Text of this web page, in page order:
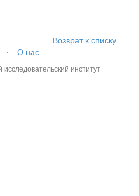
Возврат к списку
⋅ О нас
институт